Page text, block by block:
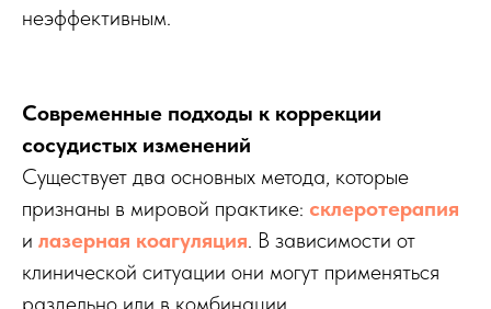
неэффективным.
Современные подходы к коррекции
сосудистых изменений
Существует два основных метода, которые
признаны в мировой практике: склеротерапия
и лазерная коагуляция. В зависимости от
клинической ситуации они могут применяться
раздельно или в комбинации.